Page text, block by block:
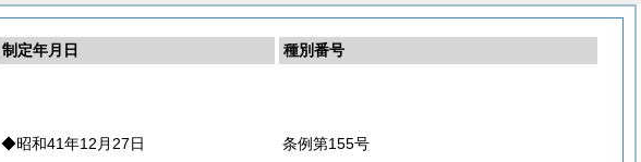
制定年月日
種別番号
◆昭和41年12月27日 条例第155号